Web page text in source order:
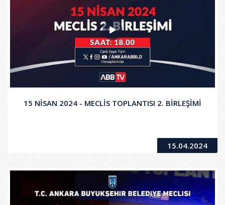
15 NİSAN 2024 - MECLİS TOPLANTISI 2. BİRLEŞİMİ
15.04.2024